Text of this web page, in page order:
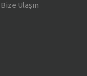
Bize Ulaşın